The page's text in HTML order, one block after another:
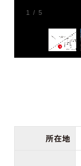
1 / 5
所在地